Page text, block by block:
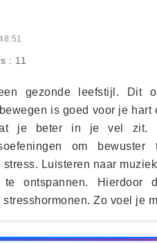
: 11
gezonde leefstijl. Dit
is goed voor je
je beter in je vel zit.
om
stress. Luisteren naar
te ontspannen. Hierdoor
stresshormonen. Zo voel je